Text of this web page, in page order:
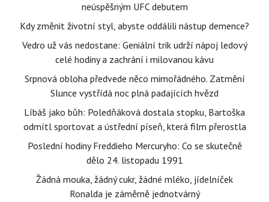
neúspěšným UFC debutem
Kdy změnit životní styl, abyste oddálili nástup demence?
Vedro už vás nedostane: Geniální trik udrží nápoj ledový
celé hodiny a zachrání i milovanou kávu
Srpnová obloha předvede něco mimořádného. Zatmění
Slunce vystřídá noc plná padajících hvězd
Líbáš jako bůh: Poledňáková dostala stopku, Bartoška
odmítl sportovat a ústřední píseň, která film přerostla
Poslední hodiny Freddieho Mercuryho: Co se skutečně
dělo 24. listopadu 1991
Žádná mouka, žádný cukr, žádné mléko, jídelníček
Ronalda je záměrně jednotvárný